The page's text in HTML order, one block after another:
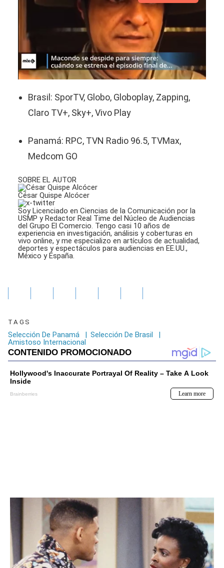
Brasil: SporTV, Globo, Globoplay, Zapping,
Claro TV+, Sky+, Vivo Play
Panamá: RPC, TVN Radio 96.5, TVMax,
Medcom GO
SOBRE EL AUTOR
César Quispe Alcócer
Soy Licenciado en Ciencias de la Comunicación por la
USMP y Redactor Real Time del Núcleo de Audiencias
del Grupo El Comercio. Tengo casi 10 años de
experiencia en investigación, análisis y coberturas en
vivo online, y me especializo en artículos de actualidad,
deportes y espectáculos para audiencias en EE.UU.,
México y España.
TAGS
Selección De Panamá | Selección De Brasil
|
Amistoso Internacional